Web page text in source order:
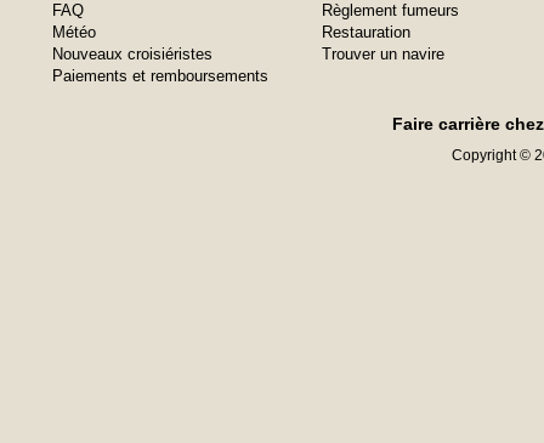
FAQ
Météo
Nouveaux croisiéristes
Paiements et remboursements
Règlement fumeurs
Restauration
Trouver un navire
Faire carrière
Copyright ©